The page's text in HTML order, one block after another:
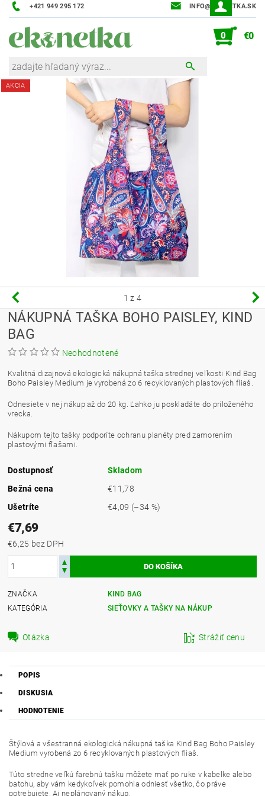
+421 949 295 172 INFO@EKONETKA.SK
0 €0
AKCIA
1 z 4
NÁKUPNÁ TAŠKA BOHO PAISLEY, KIND
BAG
Neohodnotené
Kvalitná dizajnová ekologická nákupná taška strednej veľkosti Kind Bag
Boho Paisley Medium je vyrobená zo 6 recyklovaných plastových fliaš.
Odnesiete v nej nákup až do 20 kg. Ľahko ju poskladáte do priloženého
vrecka.
Nákupom tejto tašky podporíte ochranu planéty pred zamorením
plastovými fľašami.
Dostupnosť
Skladom
Bežná cena
€11,78
Ušetríte
€4,09 (–34 %)
€7,69
€6,25 bez DPH
ZNAČKA
KIND BAG
KATEGÓRIA
SIEŤOVKY A TAŠKY NA NÁKUP
Otázka Strážiť cenu
POPIS
DISKUSIA
HODNOTENIE
Štýlová a všestranná ekologická nákupná taška Kind Bag Boho Paisley
Medium vyrobená zo 6 recyklovaných plastových fliaš.
Túto stredne veľkú farebnú tašku môžete mať po ruke v kabelke alebo
batohu, aby vám kedykoľvek pomohla odniesť všetko, čo práve
potrebujete. Aj neplánovaný nákup.